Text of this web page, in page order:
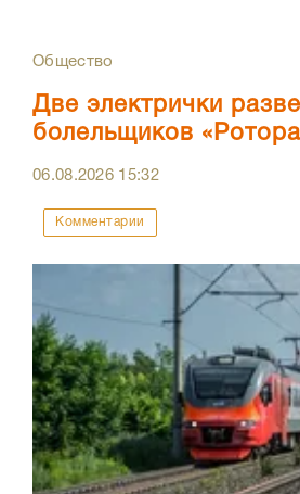
Общество
Две электрички
болельщиков
06.08.2026 15:32
Комментарии